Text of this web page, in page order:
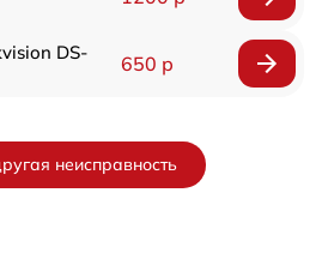
DS-
650 р
неисправность